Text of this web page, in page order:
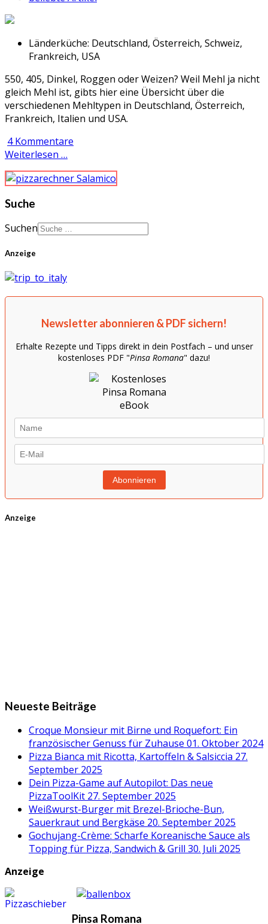
Länderküche: Deutschland, Österreich, Schweiz,
Frankreich, USA
550, 405, Dinkel, Roggen oder Weizen? Weil Mehl ja nicht
gleich Mehl ist, gibts hier eine Übersicht über die
verschiedenen Mehltypen in Deutschland, Österreich,
Frankreich, Italien und USA.
4 Kommentare
Weiterlesen …
Suche
Suchen
Anzeige
Newsletter abonnieren & PDF sichern!
Erhalte Rezepte und Tipps direkt in dein Postfach – und unser
kostenloses PDF "Pinsa Romana" dazu!
Anzeige
Neueste Beiträge
Croque Monsieur mit Birne und Roquefort: Ein
französischer Genuss für Zuhause 01. Oktober 2024
Pizza Bianca mit Ricotta, Kartoffeln & Salsiccia 27.
September 2025
Dein Pizza-Game auf Autopilot: Das neue
PizzaToolKit 27. September 2025
Weißwurst-Burger mit Brezel-Brioche-Bun,
Sauerkraut und Bergkäse 20. September 2025
Gochujang-Crème: Scharfe Koreanische Sauce als
Topping für Pizza, Sandwich & Grill 30. Juli 2025
Anzeige
Pinsa Romana